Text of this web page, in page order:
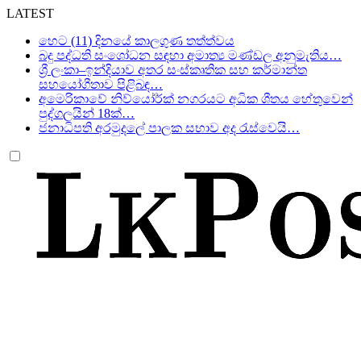
LATEST
හෙට (11) දිනයේ කාලගුණ තත්ත්වය
බදු පද්ධති සංශෝධන සඳහා අමාත්‍ය මණ්ඩල අනුමැතිය…
ශ්‍රී ලංකා–ඉන්දියාව අතර සංස්කෘතික සහ කර්මාන්ත
සහයෝගීතාව පිළිබඳ…
අමෙරිකාවේ නිව්යෝර්ක් නගරයට අධික ශීතය හේතුවෙන්
පුද්ගලයින් 18ක්…
ජනාධිපති අරමුදලේ පාලක සභාව අද රැස්වෙයි…